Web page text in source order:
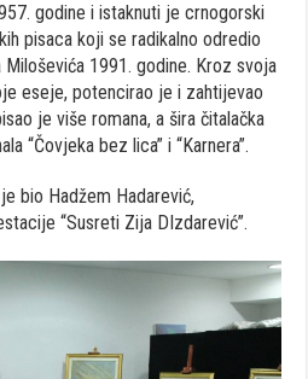
godine i istaknuti je crnogorski
pisaca koji se radikalno odredio
1991. godine. Kroz svoja
eseje, potencirao je i zahtijevao
je više romana, a šira čitalačka
“Čovjeka bez lica” i “Karnera”.
bio Hadžem Hadarević,
“Susreti Zija DIzdarević”.